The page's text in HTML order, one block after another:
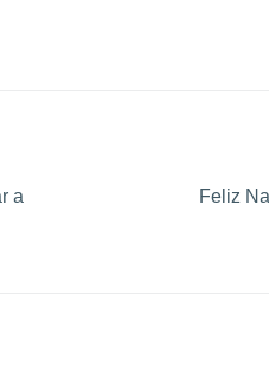
a
Feliz